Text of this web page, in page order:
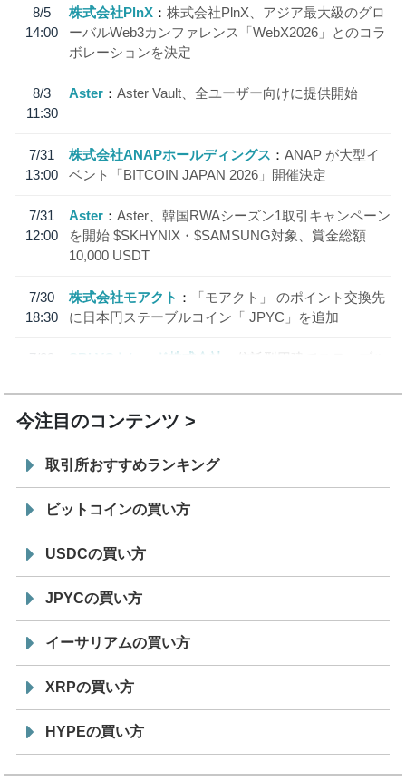
8/5
14:00
株式会社PlnX
株式会社PlnX、アジア最大級のグロ
ーバルWeb3カンファレンス「WebX2026」とのコラ
ボレーションを決定
8/3
11:30
Aster Aster Vault、全ユーザー向けに提供開始
7/31
13:00
株式会社ANAPホールディングス
ANAP が大型イ
ベント「BITCOIN JAPAN 2026」開催決定
7/31
12:00
Aster
Aster、韓国RWAシーズン1取引キャンペーン
を開始 $SKHYNIX・$SAMSUNG対象、賞金総額
10,000 USDT
7/30
18:30
株式会社モアクト
「モアクト」 のポイント交換先
に日本円ステーブルコイン「 JPYC」を追加
7/29
SBI VCトレード株式会社
信託型円建てステーブル
今注目のコンテンツ
取引所おすすめランキング
ビットコインの買い方
USDCの買い方
JPYCの買い方
イーサリアムの買い方
XRPの買い方
HYPEの買い方